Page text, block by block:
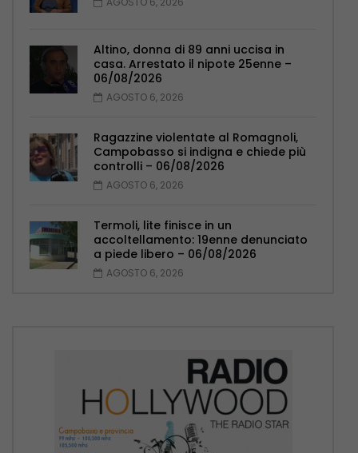
Altino, donna di 89 anni uccisa in
casa. Arrestato il nipote 25enne –
06/08/2026
AGOSTO 6, 2026
Ragazzine violentate al Romagnoli,
Campobasso si indigna e chiede più
controlli – 06/08/2026
AGOSTO 6, 2026
Termoli, lite finisce in un
accoltellamento: 19enne denunciato
a piede libero – 06/08/2026
AGOSTO 6, 2026